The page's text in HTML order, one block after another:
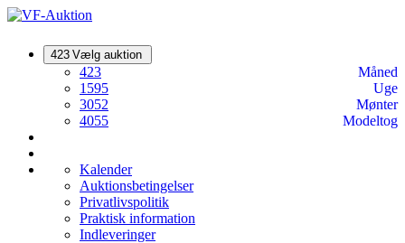
423 Vælg auktion
423
Måned
1595
Uge
3052
Mønter
4055
Modeltog
Kalender
Auktionsbetingelser
Privatlivspolitik
Praktisk information
Indleveringer